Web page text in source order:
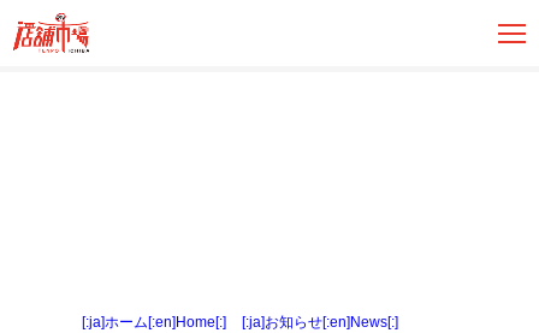
[:ja]ホーム[:en]Home[:] [:ja]お知らせ[:en]News[:]